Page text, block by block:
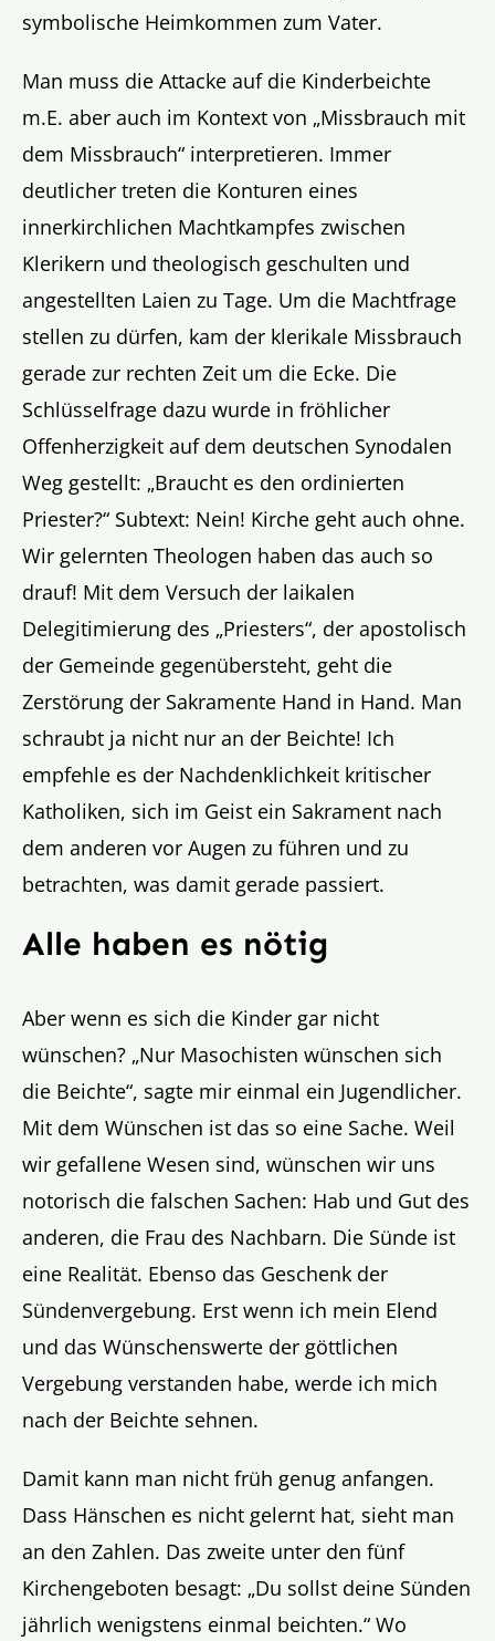
symbolische Heimkommen zum Vater.
Man muss die Attacke auf die Kinderbeichte
m.E. aber auch im Kontext von „Missbrauch mit
dem Missbrauch“ interpretieren. Immer
deutlicher treten die Konturen eines
innerkirchlichen Machtkampfes zwischen
Klerikern und theologisch geschulten und
angestellten Laien zu Tage. Um die Machtfrage
stellen zu dürfen, kam der klerikale Missbrauch
gerade zur rechten Zeit um die Ecke. Die
Schlüsselfrage dazu wurde in fröhlicher
Offenherzigkeit auf dem deutschen Synodalen
Weg gestellt: „Braucht es den ordinierten
Priester?“ Subtext: Nein! Kirche geht auch ohne.
Wir gelernten Theologen haben das auch so
drauf! Mit dem Versuch der laikalen
Delegitimierung des „Priesters“, der apostolisch
der Gemeinde gegenübersteht, geht die
Zerstörung der Sakramente Hand in Hand. Man
schraubt ja nicht nur an der Beichte! Ich
empfehle es der Nachdenklichkeit kritischer
Katholiken, sich im Geist ein Sakrament nach
dem anderen vor Augen zu führen und zu
betrachten, was damit gerade passiert.
Alle haben es nötig
Aber wenn es sich die Kinder gar nicht
wünschen? „Nur Masochisten wünschen sich
die Beichte“, sagte mir einmal ein Jugendlicher.
Mit dem Wünschen ist das so eine Sache. Weil
wir gefallene Wesen sind, wünschen wir uns
notorisch die falschen Sachen: Hab und Gut des
anderen, die Frau des Nachbarn. Die Sünde ist
eine Realität. Ebenso das Geschenk der
Sündenvergebung. Erst wenn ich mein Elend
und das Wünschenswerte der göttlichen
Vergebung verstanden habe, werde ich mich
nach der Beichte sehnen.
Damit kann man nicht früh genug anfangen.
Dass Hänschen es nicht gelernt hat, sieht man
an den Zahlen. Das zweite unter den fünf
Kirchengeboten besagt: „Du sollst deine Sünden
jährlich wenigstens einmal beichten.“ Wo